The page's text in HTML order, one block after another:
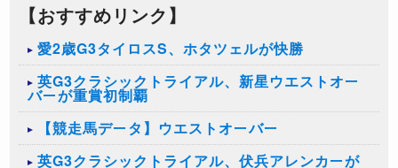
【おすすめリンク】
愛2歳G3タイロスS、ホタツェルが快勝
英G3クラシックトライアル、新星ウエストオー
バーが重賞初制覇
【競走馬データ】ウエストオーバー
英G3クラシックトライアル、伏兵アレンカーが